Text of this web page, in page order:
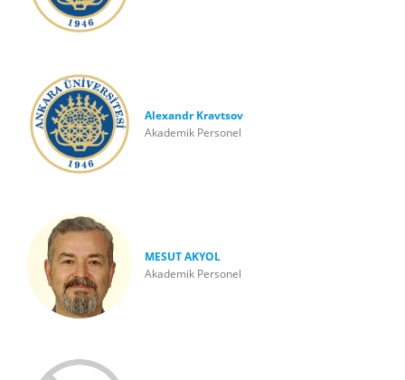
Alexandr Kravtsov
Akademik Personel
MESUT AKYOL
Akademik Personel